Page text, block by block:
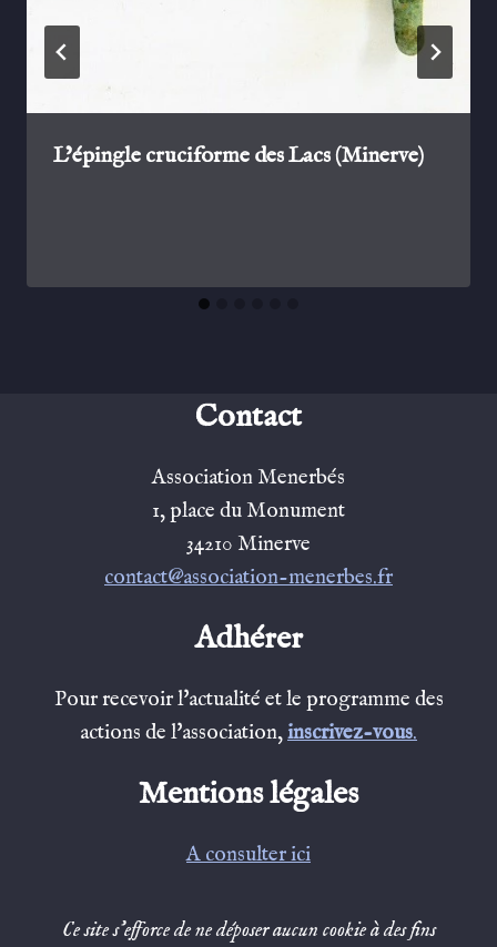
L’épingle cruciforme des Lacs (Minerve)
Contact
Association Menerbés
1, place du Monument
34210 Minerve
contact@association-menerbes.fr
Adhérer
Pour recevoir l'actualité et le programme des
actions de l'association,inscrivez-vous.
Mentions légales
A consulter ici
Ce site s’efforce de ne déposer aucun cookie à des fins